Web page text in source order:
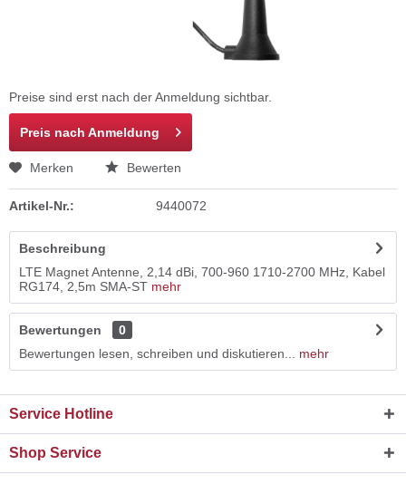
Preise sind erst nach der Anmeldung sichtbar.
Preis nach Anmeldung
Merken Bewerten
Artikel-Nr.: 9440072
Beschreibung
LTE Magnet Antenne, 2,14 dBi, 700-960 1710-2700 MHz, Kabel
RG174, 2,5m SMA-ST mehr
Bewertungen
0
Bewertungen lesen, schreiben und diskutieren...
mehr
Service Hotline
Shop Service